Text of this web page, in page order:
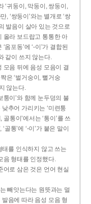
‘귀둥이, 막둥이, 쌍둥이,
, ‘쌍둥이’와는 별개로 ‘쌍
발음이 살아 있는 것으로
올라 보드랍고 통통한 아
옴포동’에 ‘-이’가 결합된
같이 쓰지 않는다.
모음 뒤에 음성 모음이 결
은 ‘벌거숭이, 뻘거숭
않는다.
이’와 함께 눈두덩의 불
추어 가리키는 ‘미련퉁
골통이’에서는 ‘통이’를 쓰
골통’에 ‘-이’가 붙은 말이
를 인식하지 않고 쓰는
음 형태를 인정했다.
어로 삼은 것은 언어 현실
빼앗는다는 원뜻과는 멀
음에 따라 음성 모음 형